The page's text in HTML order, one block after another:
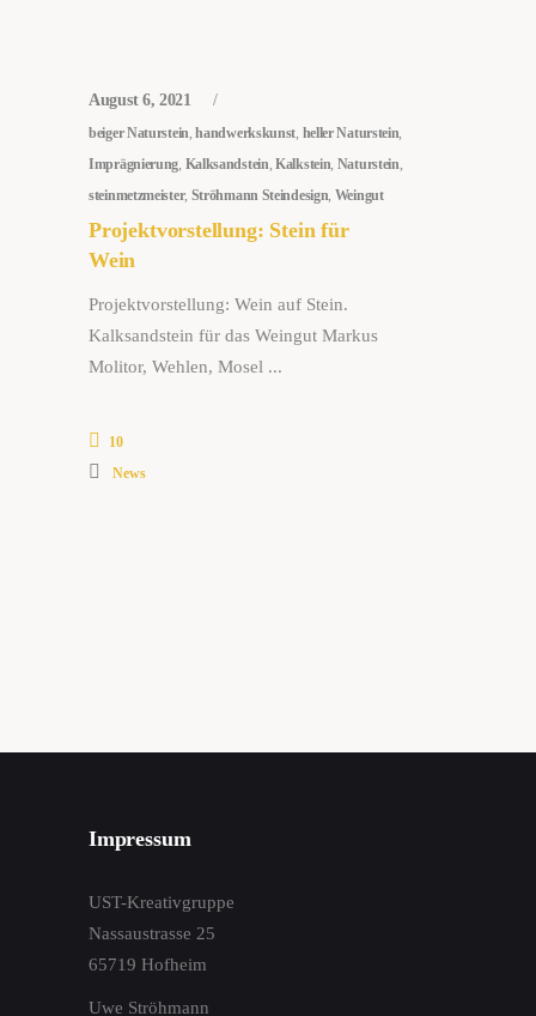
August 6, 2021
beiger Naturstein,handwerkskunst, heller Naturstein,
Imprägnierung, Kalksandstein,Kalkstein, Naturstein,
steinmetzmeister, Ströhmann Steindesign, Weingut
Projektvorstellung: Stein für
Wein
Projektvorstellung: Wein auf Stein.
Kalksandstein für das Weingut Markus
Molitor, Wehlen, Mosel
10
News
Impressum
UST-Kreativgruppe
Nassaustrasse 25
65719 Hofheim
Uwe Ströhmann